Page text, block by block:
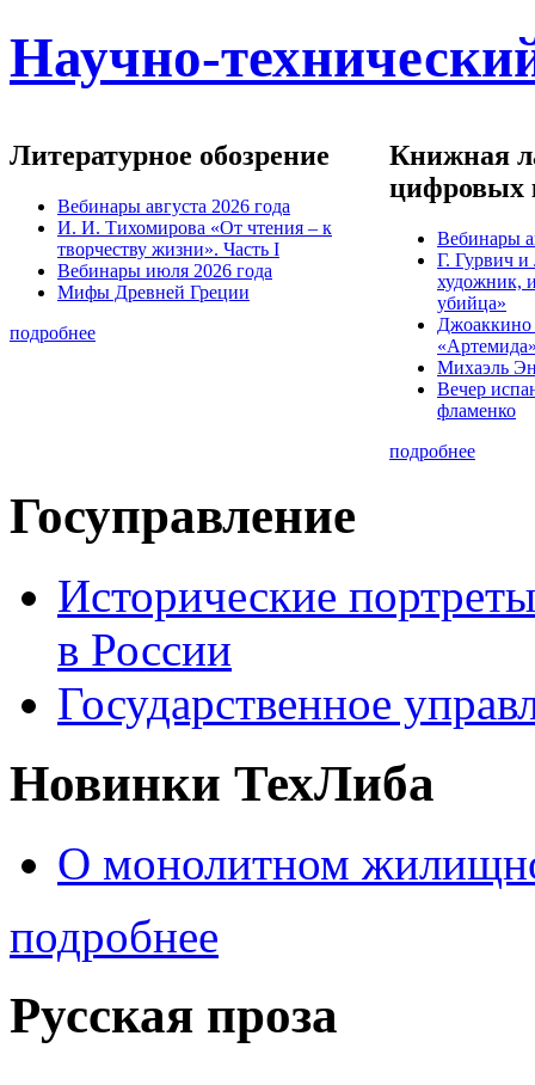
Научно-
Литературное обозрение
Вебинары августа 2026 года
И. И. Тихомирова «От чтения – к
творчеству жизни». Часть I
Вебинары июля 2026 года
Мифы Древней Греции
подробнее
Книжная
цифровых
Вебинары
Г. Гурвич
художник,
убийца»
Михаэль
Вечер
фламенко
подробнее
Госуправление
Исторические
в России
Государственное
Новинки ТехЛиба
О монолитном
подробнее
Русская проза